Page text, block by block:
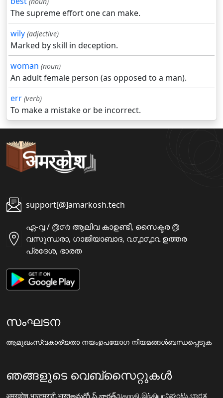
The supreme effort one can make.
wily (adjective)
Marked by skill in deception.
woman (noun)
An adult female person (as opposed to a man).
err (verb)
To make a mistake or be incorrect.
support[@]amarkosh.tech
ഏ-൮ / ൫൦൪ ആലിവ കാഉണ്ടീ, സൈക്ടര ൫
വസുന്ധരാ, ഗാജിയാബാദ, ൨൦൧൦൧൨ ഉത്തര
പ്രദേശ, ഭാരത
സംഘടന
ആമുഖംസ്വകാര്യതാ നയംഉപയോഗ നിയമങ്ങൾബന്ധപ്പെടുക
ഞങ്ങളുടെ വെബ്സൈറ്റുകൾ
अमरकोश.भारतमराठी.भारतఅమర్కోష్.భారత్அகராதி.இந்தியாನಿಘಂಟು.ಭಾರತ